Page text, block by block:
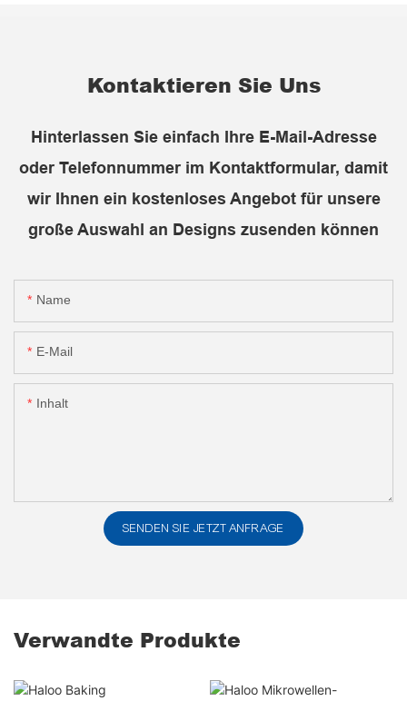
Kontaktieren Sie Uns
Hinterlassen Sie einfach Ihre E-Mail-Adresse
oder Telefonnummer im Kontaktformular, damit
wir Ihnen ein kostenloses Angebot für unsere
große Auswahl an Designs zusenden können
Name
E-Mail
Inhalt
SENDEN SIE JETZT ANFRAGE
Verwandte Produkte